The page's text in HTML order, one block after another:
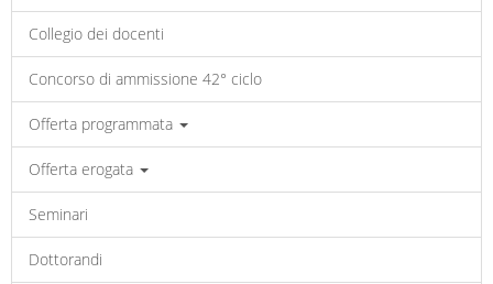
Collegio dei docenti
Concorso di ammissione 42° ciclo
Offerta programmata
Offerta erogata
Seminari
Dottorandi